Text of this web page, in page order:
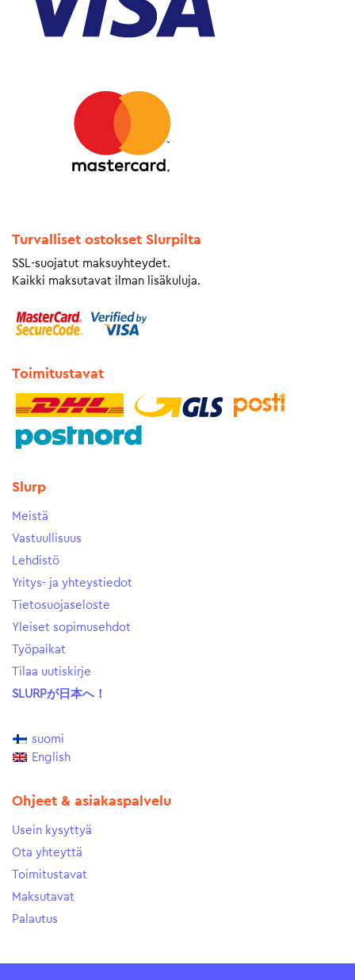
Turvalliset ostokset Slurpilta
SSL-suojatut maksuyhteydet.
Kaikki maksutavat ilman lisäkuluja.
Toimitustavat
Slurp
Meistä
Vastuullisuus
Lehdistö
Yritys- ja yhteystiedot
Tietosuojaseloste
Yleiset sopimusehdot
Työpaikat
Tilaa uutiskirje
SLURPが日本へ！
suomi
English
Ohjeet & asiakaspalvelu
Usein kysyttyä
Ota yhteyttä
Toimitustavat
Maksutavat
Palautus